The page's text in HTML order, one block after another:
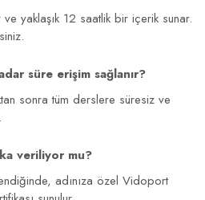
yaklaşık 12 saatlik bir içerik sunar.
süre erişim sağlanır?
sonra tüm derslere süresiz ve
veriliyor mu?
adınıza özel Vidoport